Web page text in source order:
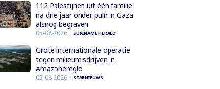
112 Palestijnen uit één familie
na drie jaar onder puin in Gaza
alsnog begraven
05-08-2026 SURINAME HERALD
Grote internationale operatie
tegen milieumisdrijven in
Amazoneregio
05-08-2026 STARNIEUWS